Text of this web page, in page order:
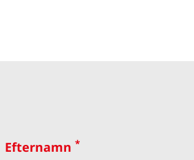
Efternamn *